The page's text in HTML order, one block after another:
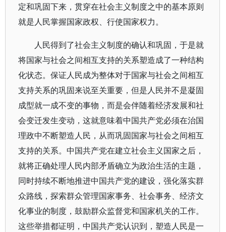
定和巩固下来，贯穿在社会主义制度之中的基本原则
就是人民掌握国家政权、行使国家权力。
人民得到了社会主义制度的确认和巩固，于是就
将国家与社会之间相互支持的关系塑造成了一种结构
化状态。保证人民成为整体对于国家与社会之间相互
支持关系的巩固来说至关重要，但是人民并不是凝固
成型就一成不变的事物，而是会伴随着经济发展和社
会变迁发生变动，这就意味着中国共产党必须在治国
理政中不断塑造人民，从而巩固国家与社会之间相互
支持的关系。中国共产党在建立社会主义国家之后，
就将正确处理人民内部矛盾确立为政治生活的主题，
同时持续不断地推进中国共产党的建设，强化落实群
众路线，探索群众管理国家事务、社会事务、经济文
化事业的制度，鼓励群众监督党和国家机关的工作。
这些举措都证明，中国共产党认识到，塑造人民是一